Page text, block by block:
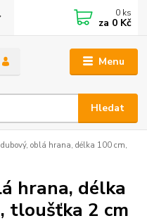
Menu
Hledat
0 ks
za 0 Kč
oblá hrana, délka 100 cm,
hrana, délka
tloušťka 2 cm